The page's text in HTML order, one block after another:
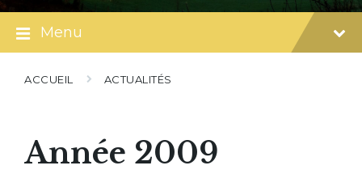
Menu
ACCUEIL ACTUALITÉS
Année 2009